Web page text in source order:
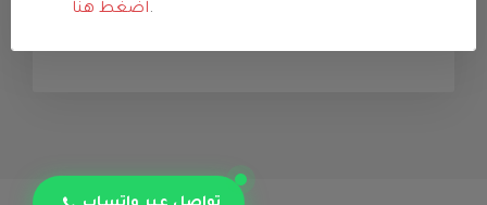
اضغط هنا.